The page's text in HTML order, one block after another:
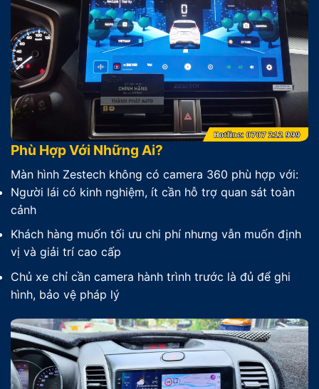
Phù Hợp Với Những Ai?
Màn hình Zestech không có camera 360 phù hợp với:
Người lái có kinh nghiệm, ít cần hỗ trợ quan sát toàn
cảnh
Khách hàng muốn tối ưu chi phí nhưng vẫn muốn định
vị và giải trí cao cấp
Chủ xe chỉ cần camera hành trình trước là đủ để ghi
hình, bảo vệ pháp lý